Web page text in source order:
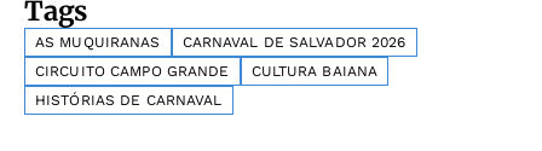
Tags
AS MUQUIRANAS
CARNAVAL DE SALVADOR 2026
CIRCUITO CAMPO GRANDE
CULTURA BAIANA
HISTÓRIAS DE CARNAVAL